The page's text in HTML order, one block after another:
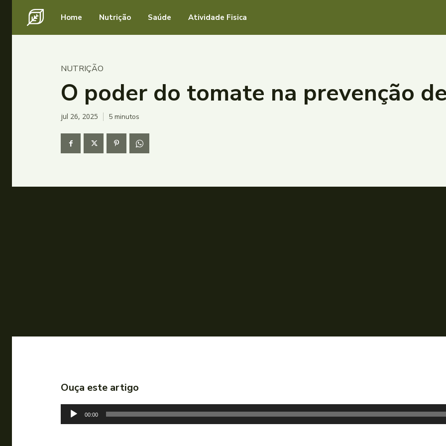
Home Nutrição Saúde Atividade Fisica
NUTRIÇÃO
O poder do tomate na prevenção
jul 26, 2025 5 minutos
Ouça este artigo
o
00:00